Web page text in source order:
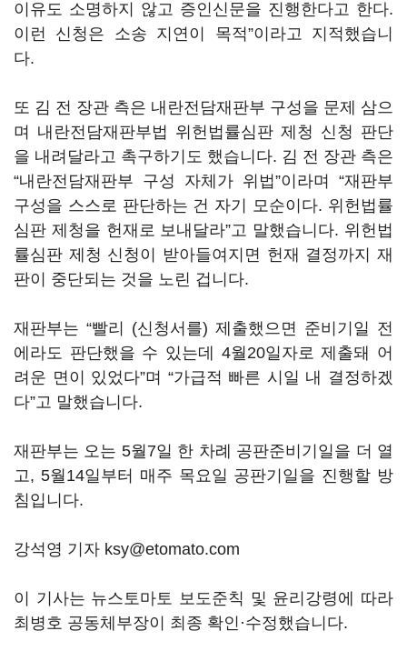
이유도 소명하지 않고 증인신문을 진행한다고 한다.
이런 신청은 소송 지연이 목적”이라고 지적했습니
다.
또 김 전 장관 측은 내란전담재판부 구성을 문제 삼으
며 내란전담재판부법 위헌법률심판 제청 신청 판단
을 내려달라고 촉구하기도 했습니다. 김 전 장관 측은
“내란전담재판부 구성 자체가 위법”이라며 “재판부
구성을 스스로 판단하는 건 자기 모순이다. 위헌법률
심판 제청을 헌재로 보내달라”고 말했습니다. 위헌법
률심판 제청 신청이 받아들여지면 헌재 결정까지 재
판이 중단되는 것을 노린 겁니다.
재판부는 “빨리 (신청서를) 제출했으면 준비기일 전
에라도 판단했을 수 있는데 4월20일자로 제출돼 어
려운 면이 있었다”며 “가급적 빠른 시일 내 결정하겠
다”고 말했습니다.
재판부는 오는 5월7일 한 차례 공판준비기일을 더 열
고, 5월14일부터 매주 목요일 공판기일을 진행할 방
침입니다.
강석영 기자 ksy@etomato.com
이 기사는 뉴스토마토 보도준칙 및 윤리강령에 따라
최병호 공동체부장이 최종 확인·수정했습니다.